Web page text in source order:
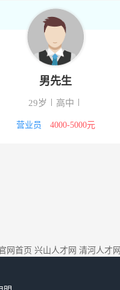
男先生
29岁 高中
营业员 4000-5000元
网首页 兴山人才网 清河人才网